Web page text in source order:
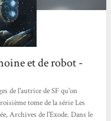
et de robot -
de l'autrice de SF qu'on
tome de la série Les
Archives de l'Exode. Dans le